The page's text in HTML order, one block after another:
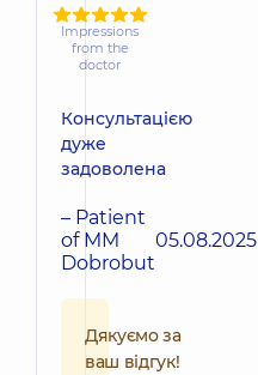
Impressions
from the
doctor
Консультацією
дуже
задоволена
– Patient
of MM
Dobrobut
05.08.2025
Дякуємо за
ваш відгук!